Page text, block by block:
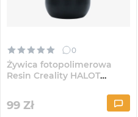
0
Żywica fotopolimerowa
Resin Creality HALOT
99 Zł